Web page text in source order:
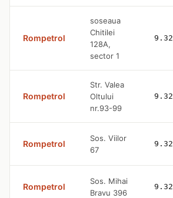
Rompetrol
soseaua
Chitilei
128A,
sector 1
9.32
Rompetrol
Str. Valea
Oltului
nr.93-99
9.32
Rompetrol
Sos. Viilor
67
9.32
Rompetrol
Sos. Mihai
Bravu 396
9.32